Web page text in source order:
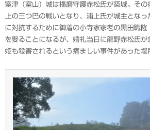
室津（室山）城は播磨守護赤松氏が築城。そ
上の三つ巴の戦いとなり、浦上氏が城主とな
に対抗するために御着の小寺家家老の黒田職隆
を娶ることになるが、婚礼当日に龍野赤松氏が
姫も殺害されるという痛ましい事件があった場